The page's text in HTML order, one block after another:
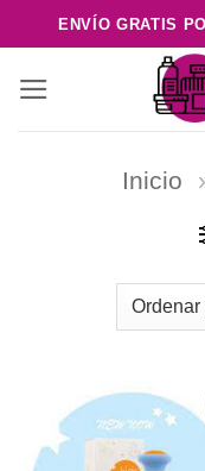
al
contenido
ENVÍO GRATIS
Inicio